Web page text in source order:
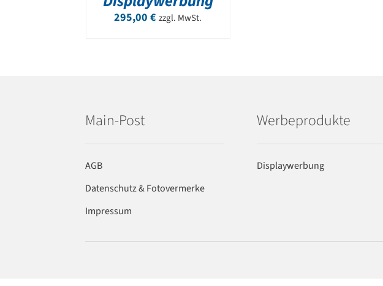
295,00€ zzgl. MwSt.
Main-Post
AGB
Datenschutz & Fotovermerke
Impressum
Werbeprodukte
Displaywerbung